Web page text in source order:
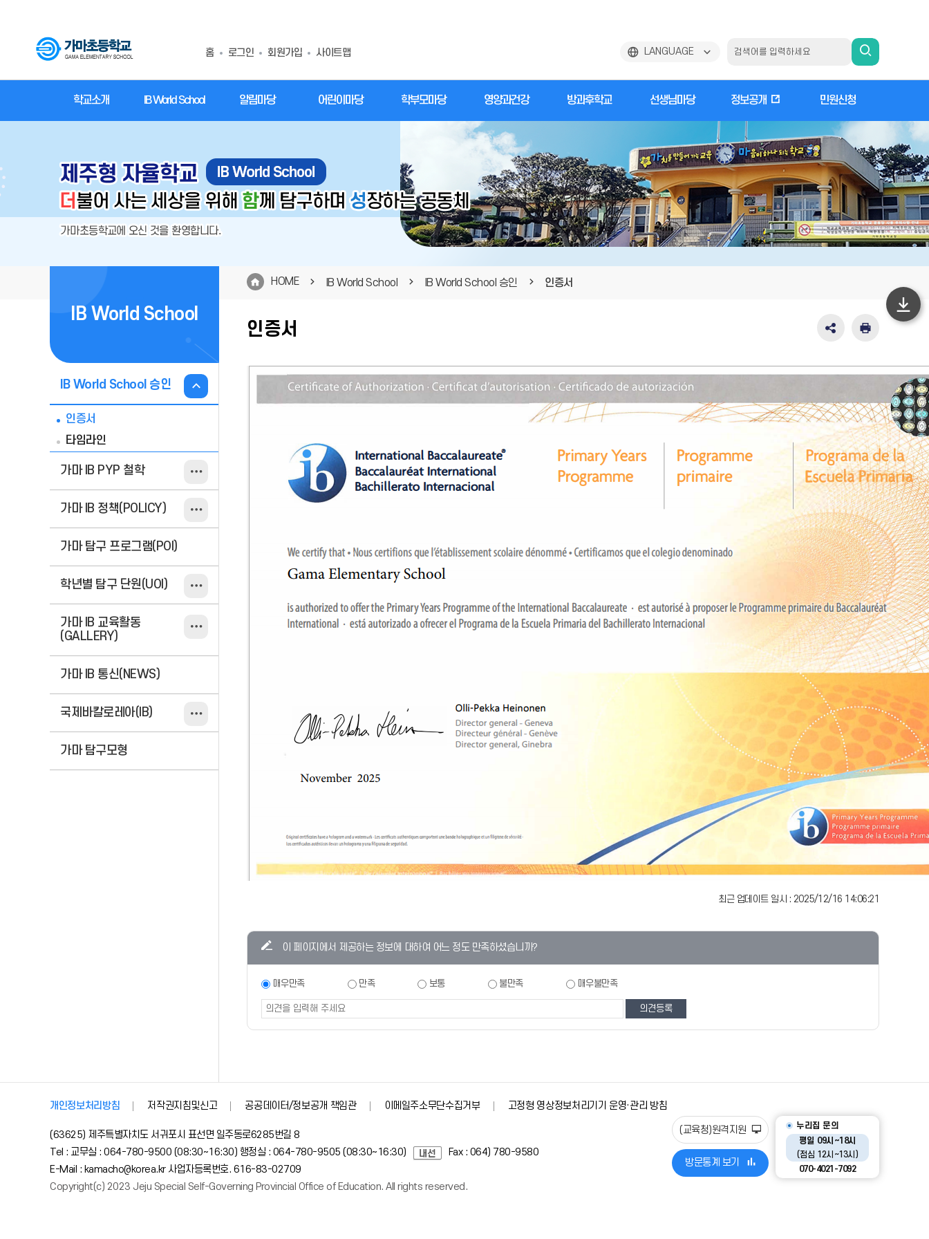
홈 로그인 회원가입 사이트맵 LANGUAGE
색
학교소개 IB World School 알림마당 어린이마당 학부모마당 영양과건강 방과후학교 선생님마당 정보공개 민원신청
IB World School
IB World School 승인
인증서
타임라인
가마 IB PYP 철학
가마 IB 정책(POLICY)
가마 탐구 프로그램(POI)
학년별 탐구 단원(UOI)
가마 IB 교육활동
(GALLERY)
가마 IB 통신(NEWS)
국제바칼로레아(IB)
가마 탐구모형
HOME IB World School IB World School 승인 인증서
인증서
SNS
유
영
펼
치
기
인
최근 업데이트 일시 : 2025/12/16 14:06:21
콘텐츠
조사
이 페이지에서 제공하는 정보에 대하여 어느 정도 만족하셨습니까?
만족도
폼
매우만족 만족 보통 불만족 매우불만족
하
이
동
개인정보처리방침 저작권지침및신고 공공데이터/정보공개 책임관 이메일주소무단수집거부 고정형 영상정보처리기기 운영·관리 방침
(교육청)원격지원
방문통계 보기
누리집 문의
평일 09시~18시
(점심 12시~13시)
070-4021-7092
(63625) 제주특별자치도 서귀포시 표선면 일주동로6285번길 8
Tel : 교무실 : 064-780-9500 (08:30~16:30) 행정실 : 064-780-9505 (08:30~16:30)
Fax : 064) 780-9580
E-Mail : kamacho@korea.kr 사업자등록번호. 616-83-02709
Copyright(c) 2023 Jeju Special Self-Governing Provincial Office of Education. All rights reserved.